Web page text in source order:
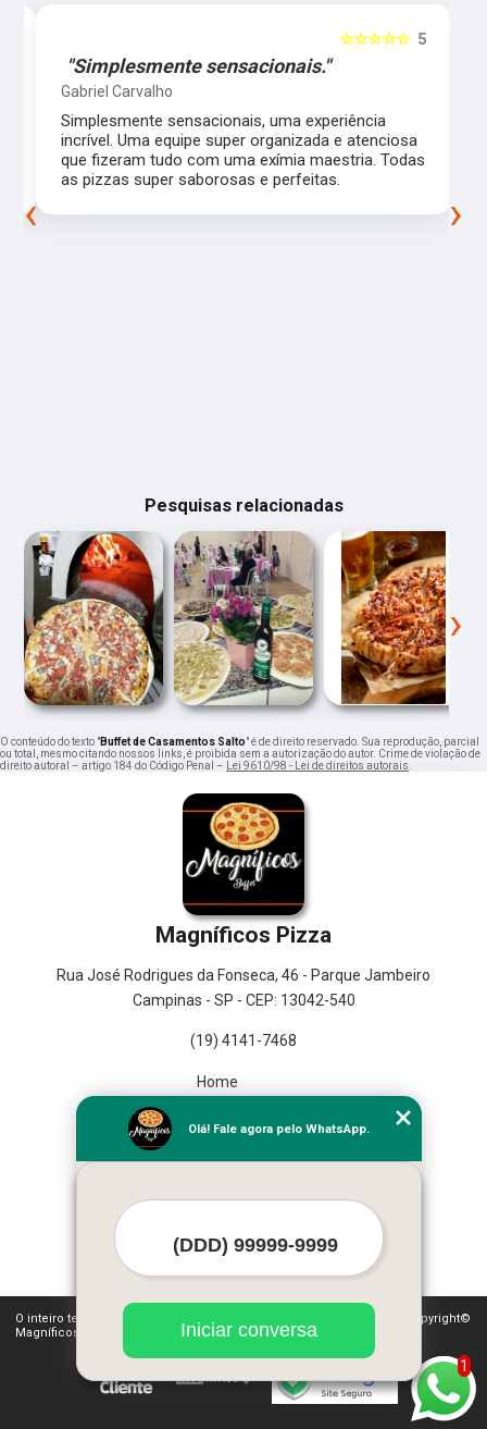
5
☆☆☆☆☆
"Simplesmente sensacionais."
Gabriel Carvalho
Simplesmente sensacionais, uma experiência
incrível. Uma equipe super organizada e atenciosa
que fizeram tudo com uma exímia maestria. Todas
as pizzas super saborosas e perfeitas.
‹ ›
Pesquisas relacionadas
‹ ›
O conteúdo do texto "Buffet de Casamentos Salto" é de direito reservado. Sua reprodução, parcial
ou total, mesmo citando nossos links, é proibida sem a autorização do autor. Crime de violação de
direito autoral – artigo 184 do Código Penal –
Lei 9610/98 - Lei de direitos autorais
Magníficos Pizza
Rua José Rodrigues da Fonseca, 46 - Parque Jambeiro
Campinas - SP - CEP: 13042-540
(19) 4141-7468
Home
Missão
O inteiro teor deste site está sujeito à proteção de direitos autorais. Copyright©
Magníficos Pizza (Lei 9610 de 19/02/1998)
1
Olá! Fale agora pelo WhatsApp.
Iniciar conversa